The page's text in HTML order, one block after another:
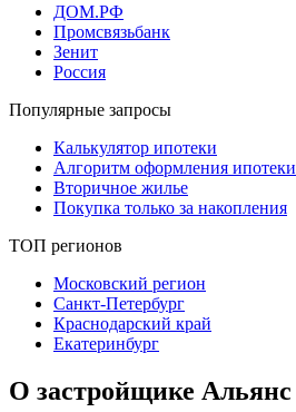
ДОМ.РФ
Промсвязьбанк
Зенит
Россия
Популярные запросы
Калькулятор ипотеки
Алгоритм оформления ипотеки
Вторичное жилье
Покупка только за накопления
ТОП регионов
Московский регион
Санкт-Петербург
Краснодарский край
Екатеринбург
О застройщике Альянс